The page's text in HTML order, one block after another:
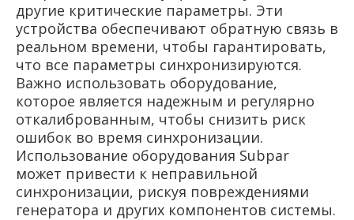
другие критические параметры. Эти
устройства обеспечивают обратную связь в
реальном времени, чтобы гарантировать,
что все параметры синхронизируются.
Важно использовать оборудование,
которое является надежным и регулярно
откалиброванным, чтобы снизить риск
ошибок во время синхронизации.
Использование оборудования Subpar
может привести к неправильной
синхронизации, рискуя повреждениями
генератора и других компонентов системы.